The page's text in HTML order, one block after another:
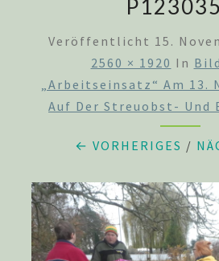
Veröffentlicht 15.
2560 × 1920 In
„Arbeitseinsatz“ Am 13.
Auf Der Streuobst- Und
← VORHERIGES /